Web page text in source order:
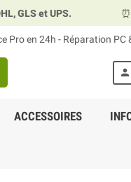
⏰Horaires :
Pro en 24h - Réparation PC
person
ACCESSOIRES